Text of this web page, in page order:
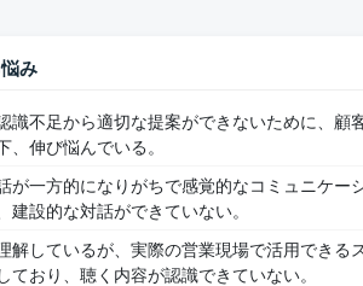
み
識不足から適切な提案ができないために、顧
、伸び悩んでいる。
が一方的になりがちで感覚的なコミュニケー
建設的な対話ができていない。
解しているが、実際の営業現場で活用できる
ており、聴く内容が認識できていない。